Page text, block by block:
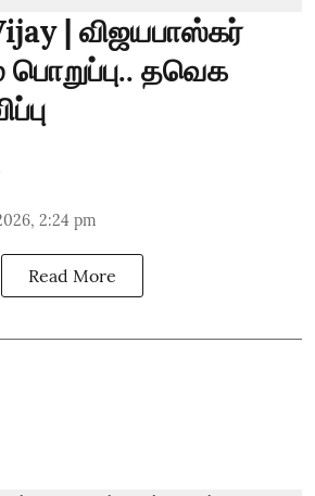
| விஜயபாஸ்கர்
பொறுப்பு.. தவெக
2:24 pm
Read More